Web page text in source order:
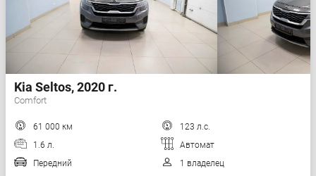
Kia Seltos, 2020 г.
Comfort
61 000 км
123 л.с.
1.6 л.
Автомат
Передний
1 владелец